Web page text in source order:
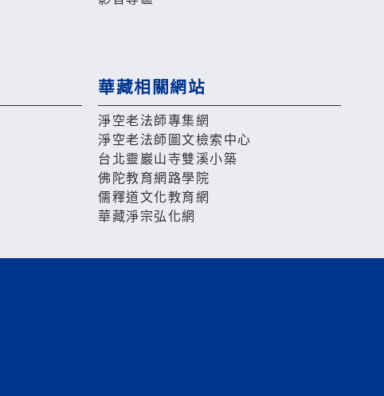
華藏相關網站
淨空老法師專集網
淨空老法師圖文檢索中心
台北靈巖山寺雙溪小築
佛陀教育網路學院
儒釋道文化教育網
華藏淨宗弘化網